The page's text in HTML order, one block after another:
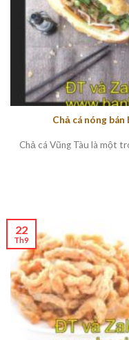
Chả cá nóng bán
Chả cá Vũng Tàu là một
22
Th9